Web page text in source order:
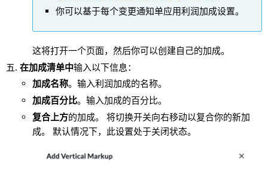
你可以基于每个变更通知单应用利润加成设置。
这将打开一个页面，然后你可以创建自己的加成。
在加成清单中输入以下信息：
加成名称。输入利润加成的名称。
加成百分比。输入加成的百分比。
复合上方的加成。 将切换开关向右移动以复合你的新加
成。 默认情况下，此设置处于关闭状态。